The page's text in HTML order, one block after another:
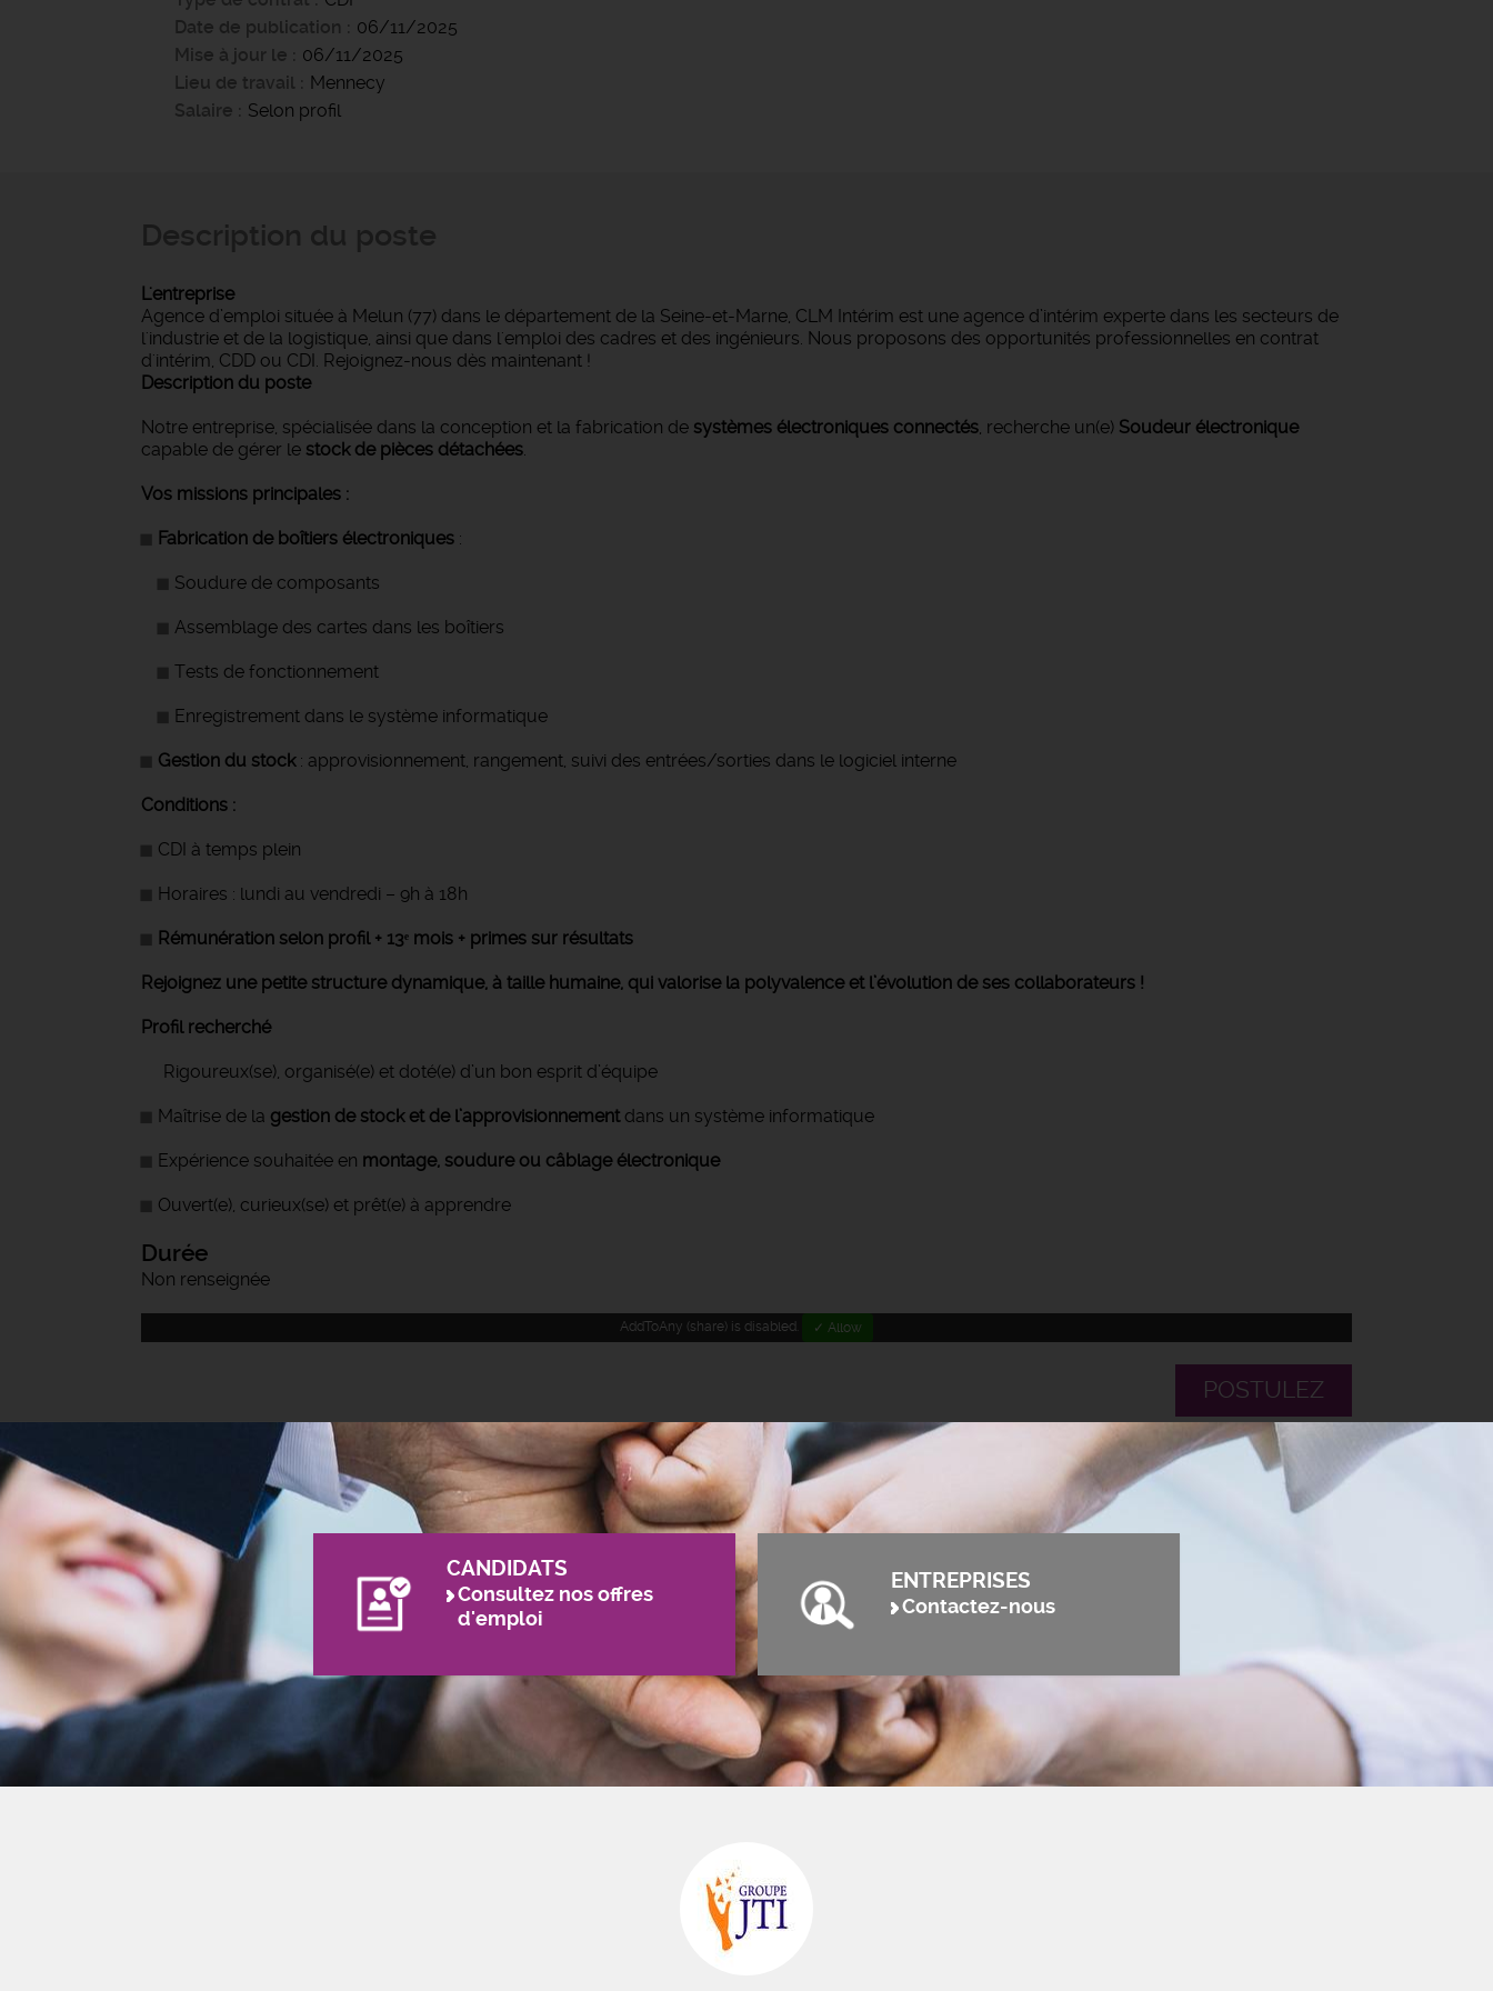
Date de publication
06/11/2025
Mise à jour le
06/11/2025
Lieu de travail
Mennecy
Salaire
Selon profil
L'entreprise
Agence d’emploi située à Melun (77) dans le département de la Seine-et-Marne, CLM Intérim est une agence d’intérim experte dans les secteurs de
l'industrie et de la logistique, ainsi que dans l'emploi des cadres et des ingénieurs. Nous proposons des opportunités professionnelles en contrat
d'intérim, CDD ou CDI. Rejoignez-nous dès maintenant !
Description du poste
Notre entreprise, spécialisée dans la conception et la fabrication de systèmes électroniques connectés, recherche un(e) Soudeur électronique
capable de gérer le stock de pièces détachées.
Vos missions principales :
Fabrication de boîtiers électroniques :
Soudure de composants
Assemblage des cartes dans les boîtiers
Tests de fonctionnement
Enregistrement dans le système informatique
Gestion du stock: approvisionnement, rangement, suivi des entrées/sorties dans le logiciel interne
Conditions :
CDI à temps plein
Horaires : lundi au vendredi – 9h à 18h
Rémunération selon profil + 13ᵉ mois + primes sur résultats
Rejoignez une petite structure dynamique, à taille humaine, qui valorise la polyvalence et l’évolution de ses collaborateurs !
Profil recherché
Rigoureux(se), organisé(e) et doté(e) d’un bon esprit d’équipe
Maîtrise de la gestion de stock et de l’approvisionnementdans un système informatique
Expérience souhaitée en montage, soudure ou câblage électronique
Ouvert(e), curieux(se) et prêt(e) à apprendre
Durée
Non renseignée
AddToAny (share) is disabled. ✓ Allow
POSTULEZ
CANDIDATS
Consultez nos offres
d'emploi
ENTREPRISES
Contactez-nous